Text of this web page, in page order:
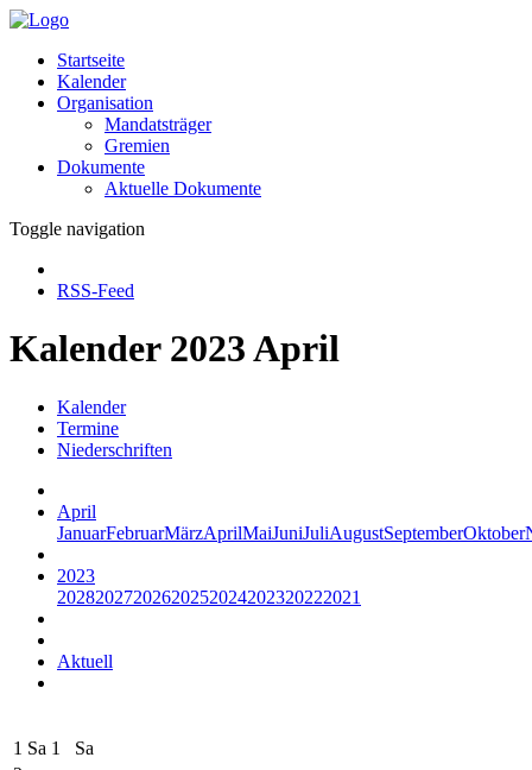
Startseite
Kalender
Organisation
Mandatsträger
Gremien
Dokumente
Aktuelle Dokumente
Toggle navigation
RSS-Feed
Kalender 2023 April
Kalender
Termine
Niederschriften
April
JanuarFebruarMärzAprilMaiJuniJuliAugustSeptemberOktober
2023
20282027202620252024202320222021
Aktuell
1 Sa 1
Sa